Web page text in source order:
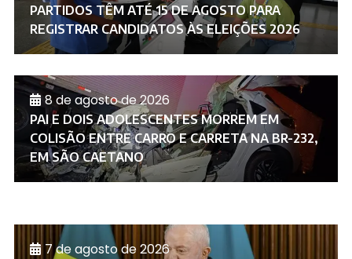
PARTIDOS TÊM ATÉ 15 DE AGOSTO PARA
REGISTRAR CANDIDATOS ÀS ELEIÇÕES 2026
8 de agosto de 2026
PAI E DOIS ADOLESCENTES MORREM EM
COLISÃO ENTRE CARRO E CARRETA NA BR-232,
EM SÃO CAETANO
7 de agosto de 2026